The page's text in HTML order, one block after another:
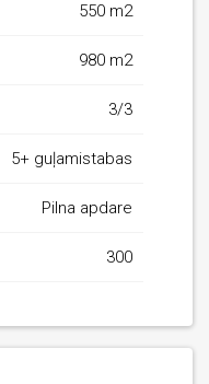
550 m2
980 m2
3/3
5+ guļamistabas
Pilna apdare
300